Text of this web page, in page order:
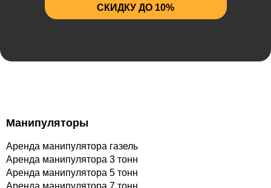
СКИДКУ ДО 10%
Манипуляторы
Аренда манипулятора газель
Аренда манипулятора 3 тонн
Аренда манипулятора 5 тонн
Аренда манипулятора 7 тонн